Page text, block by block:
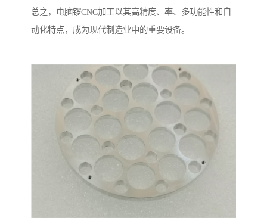
总之，电脑锣CNC加工以其高精度、率、多功能性和自
动化特点，成为现代制造业中的重要设备。